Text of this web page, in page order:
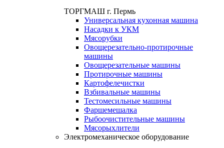
ТОРГМАШ г. Пермь
Универсальная кухонная машина
Насадки к УКМ
Мясорубки
Овощерезательно-протирочные
машины
Овощерезательные машины
Протирочные машины
Картофелечистки
Взбивальные машины
Тестомесильные машины
Фаршемешалка
Рыбоочистительные машины
Мясорыхлители
Электромеханическое оборудование